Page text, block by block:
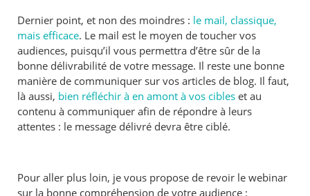
Dernier point, et non des moindres : le mail, classique,
mais efficace. Le mail est le moyen de toucher vos
audiences, puisqu’il vous permettra d’être sûr de la
bonne délivrabilité de votre message. Il reste une bonne
manière de communiquer sur vos articles de blog. Il faut,
là aussi, bien réfléchir à en amont à vos cibles et au
contenu à communiquer afin de répondre à leurs
attentes : le message délivré devra être ciblé.
Pour aller plus loin, je vous propose de revoir le webinar
sur la bonne compréhension de votre audience :